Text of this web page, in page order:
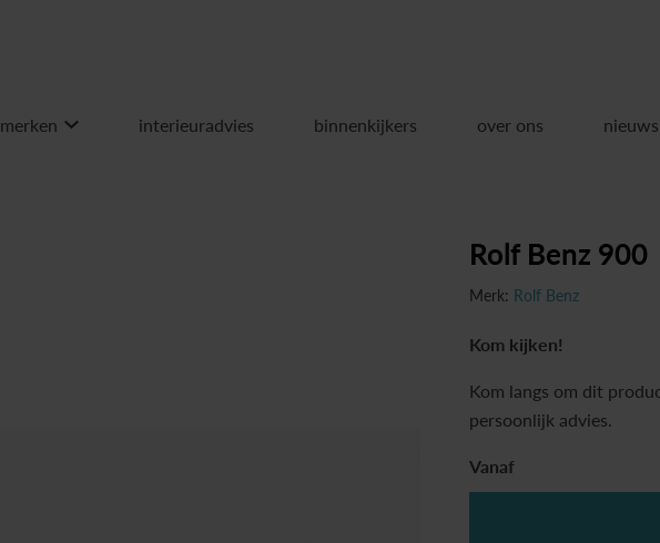
merken interieuradvies binnenkijkers over ons nieuws
Rolf Benz 900
Merk: Rolf Benz
Kom kijken!
Kom langs om dit
persoonlijk advies.
Vanaf